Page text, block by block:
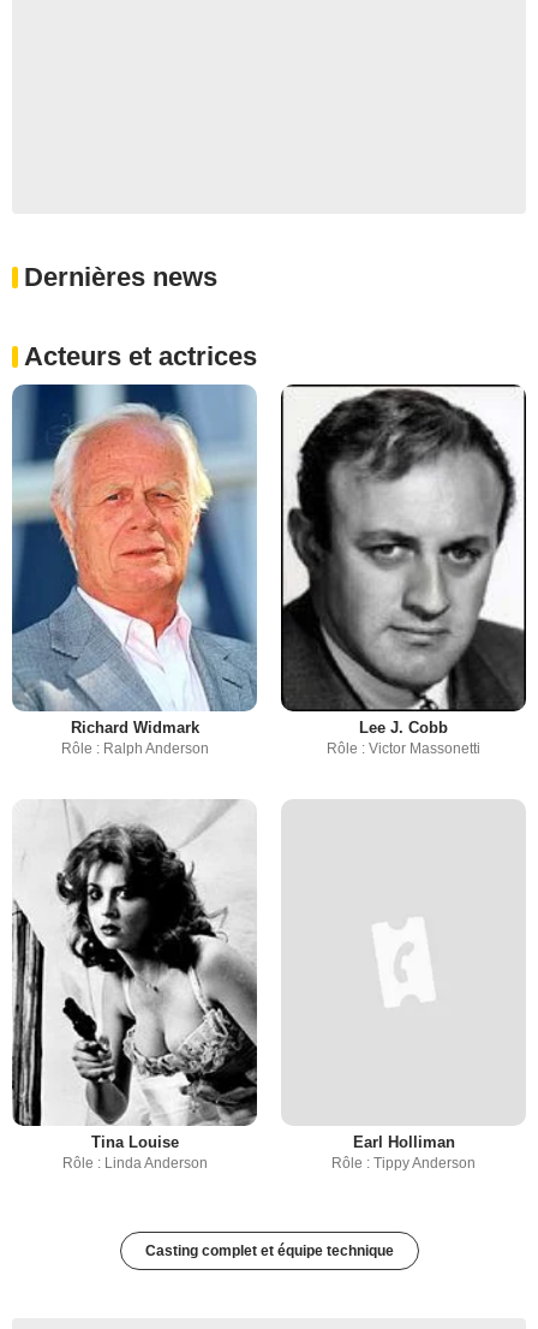
Dernières news
Acteurs et actrices
Richard Widmark
Rôle : Ralph Anderson
Lee J. Cobb
Rôle : Victor Massonetti
Tina Louise
Rôle : Linda Anderson
Earl Holliman
Rôle : Tippy Anderson
Casting complet et équipe technique